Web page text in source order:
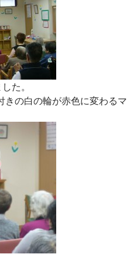
た。
の白の輪が赤色に変わるマ